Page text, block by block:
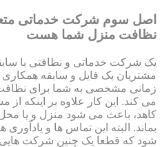
اصل سوم شرکت خدماتی
نظافت منزل شما هست
یک شرکت خدماتی و نظافتی با
مشتریان یک فایل و سابقه همکاری
زمانی مشخصی به شما برای نظافت
می کند. این کار علاوه بر اینکه
کاهد، باعث می شود منزل و یا
بماند. البته این تماس ها و یادآوری
شود که قطعا یک چنین شرکت هایی